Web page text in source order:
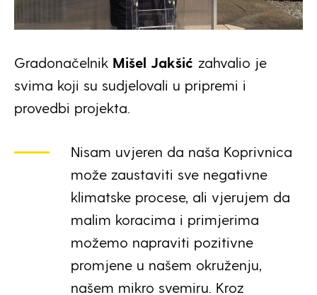
Gradonačelnik Mišel Jakšić zahvalio je
svima koji su sudjelovali u pripremi i
provedbi projekta.
Nisam uvjeren da naša Koprivnica
može zaustaviti sve negativne
klimatske procese, ali vjerujem da
malim koracima i primjerima
možemo napraviti pozitivne
promjene u našem okruženju,
našem mikro svemiru. Kroz